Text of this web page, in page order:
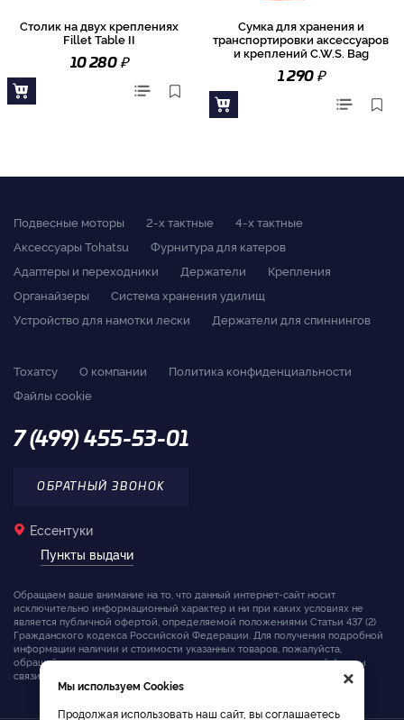
Столик на двух креплениях
Fillet Table II
10 280₽
Сумка для хранения и
транспортировки аксессуаров
и креплений C.W.S. Bag
1 290₽
Подвесные моторы 2-x тактные
4-x тактные
Аксессуары Tohatsu
Фурнитура для катеров
Адаптеры и переходники
Держатели
Крепления
Органайзеры
Система хранения удилищ
Устройство для намотки лески
Держатели для спиннингов
Тохатсу О компании
Политика конфиденциальности
Файлы cookie
7 (499) 455-53-01
ОБРАТНЫЙ ЗВОНОК
Ессентуки
Пункты выдачи
Обращаем ваше внимание на то, что данный интернет-сайт носит
исключительно информационный характер и ни при каких условиях не
является публичной офертой, определяемой положениями Статьи 437 (2)
Гражданского кодекса Российской Федерации. Для получения подробной
информации наличии и стоимости указанных товаров, пожалуйста,
обращайтесь к менеджерам компании с помощью специальной формы
связи на сайте или по телефону.
×
Мы используем Cookies
Продолжая использовать наш сайт, вы соглашаетесь